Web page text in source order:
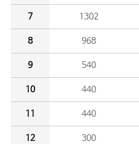
7 1302
8 968
9 540
10 440
11 440
12 300